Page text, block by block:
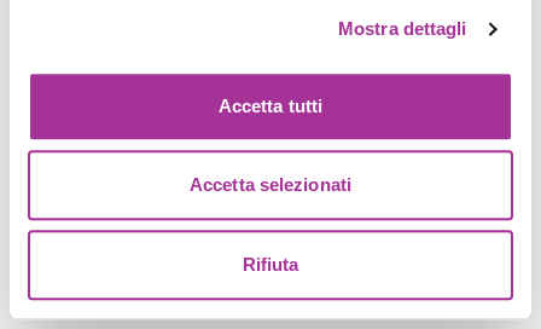
Mostra dettagli
Accetta tutti
Accetta selezionati
Rifiuta